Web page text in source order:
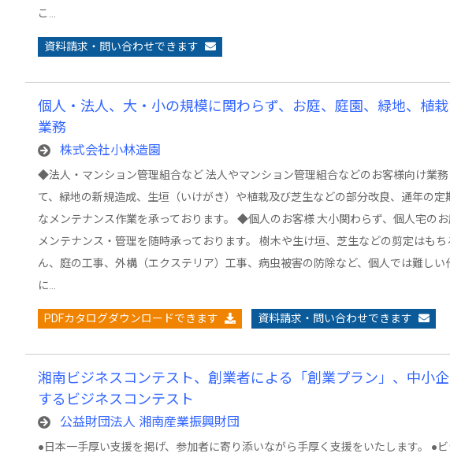
こ…
資料請求・問い合わせできます
個人・法人、大・小の規模に関わらず、お庭、庭園、緑地、植
業務
株式会社小林造園
◆法人・マンション管理組合など 法人やマンション管理組合などのお客様向け業務
て、緑地の新規造成、生垣（いけがき）や植栽及び芝生などの部分改良、通年の定
なメンテナンス作業を承っております。 ◆個人のお客様 大小関わらず、個人宅のお
メンテナンス・管理を随時承っております。 樹木や生け垣、芝生などの剪定はもち
ん、庭の工事、外構（エクステリア）工事、病虫被害の防除など、個人では難しい
に…
PDFカタログダウンロードできます 資料請求・問い合わせできます
湘南ビジネスコンテスト、創業者による「創業プラン」、中小
するビジネスコンテスト
公益財団法人 湘南産業振興財団
●日本一手厚い支援を掲げ、参加者に寄り添いながら手厚く支援をいたします。 ●